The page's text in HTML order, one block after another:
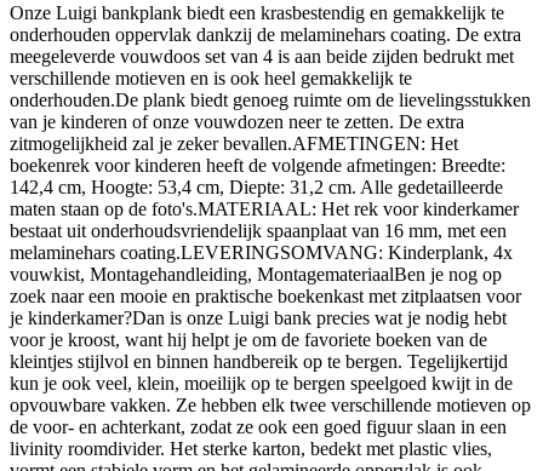
Onze Luigi bankplank biedt een krasbestendig en gemakkelijk te
onderhouden oppervlak dankzij de melaminehars coating. De extra
meegeleverde vouwdoos set van 4 is aan beide zijden bedrukt met
verschillende motieven en is ook heel gemakkelijk te
onderhouden.De plank biedt genoeg ruimte om de lievelingsstukken
van je kinderen of onze vouwdozen neer te zetten. De extra
zitmogelijkheid zal je zeker bevallen.AFMETINGEN: Het
boekenrek voor kinderen heeft de volgende afmetingen: Breedte:
142,4 cm, Hoogte: 53,4 cm, Diepte: 31,2 cm. Alle gedetailleerde
maten staan op de foto's.MATERIAAL: Het rek voor kinderkamer
bestaat uit onderhoudsvriendelijk spaanplaat van 16 mm, met een
melaminehars coating.LEVERINGSOMVANG: Kinderplank, 4x
vouwkist, Montagehandleiding, MontagemateriaalBen je nog op
zoek naar een mooie en praktische boekenkast met zitplaatsen voor
je kinderkamer?Dan is onze Luigi bank precies wat je nodig hebt
voor je kroost, want hij helpt je om de favoriete boeken van de
kleintjes stijlvol en binnen handbereik op te bergen. Tegelijkertijd
kun je ook veel, klein, moeilijk op te bergen speelgoed kwijt in de
opvouwbare vakken. Ze hebben elk twee verschillende motieven op
de voor- en achterkant, zodat ze ook een goed figuur slaan in een
livinity roomdivider. Het sterke karton, bedekt met plastic vlies,